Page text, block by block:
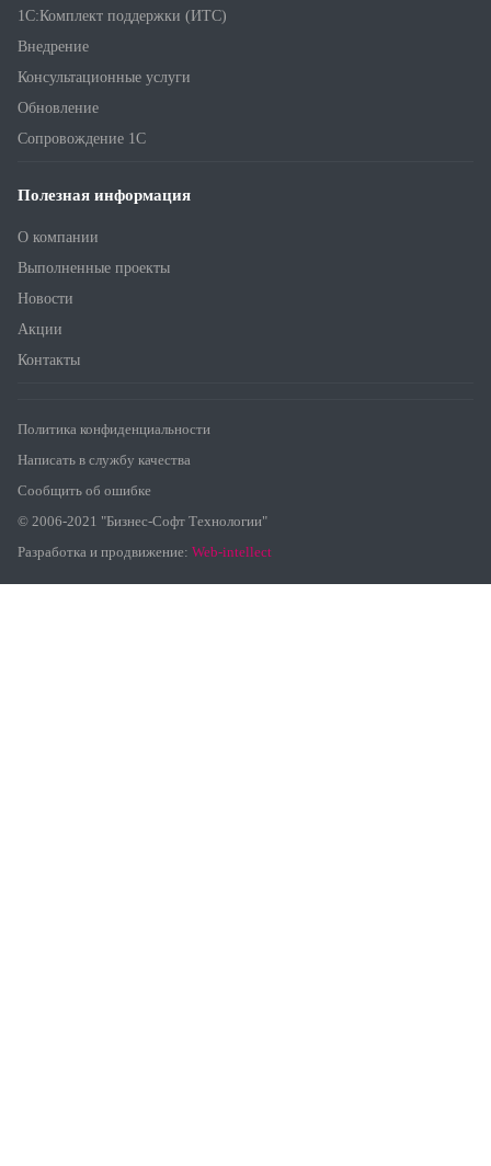
1С:Комплект поддержки (ИТС)
Внедрение
Консультационные услуги
Обновление
Сопровождение 1С
Полезная информация
О компании
Выполненные проекты
Новости
Акции
Контакты
Политика конфиденциальности
Написать в службу качества
Сообщить об ошибке
© 2006-2021 "Бизнес-Софт Технологии"
Разработка и продвижение: Web-intellect